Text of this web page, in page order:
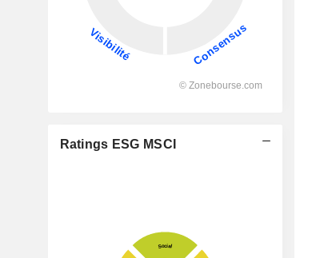
Ratings ESG MSCI